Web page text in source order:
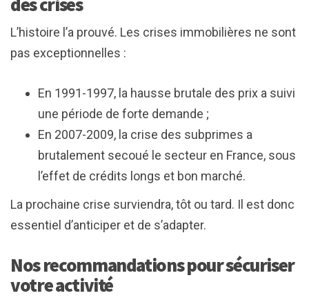
L’histoire l’a prouvé. Les crises immobilières ne sont
pas exceptionnelles :
En 1991-1997, la hausse brutale des prix a suivi
une période de forte demande ;
En 2007-2009, la crise des subprimes a
brutalement secoué le secteur en France, sous
l’effet de crédits longs et bon marché.
La prochaine crise surviendra, tôt ou tard. Il est donc
essentiel d’anticiper et de s’adapter.
Nos recommandations pour sécuriser
votre activité